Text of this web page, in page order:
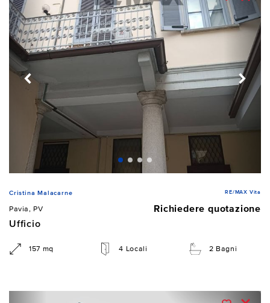
Cristina Malacarne RE/MAX Vita
Pavia, PV
Richiedere quotazione
Ufficio
157 mq 4 Locali 2 Bagni